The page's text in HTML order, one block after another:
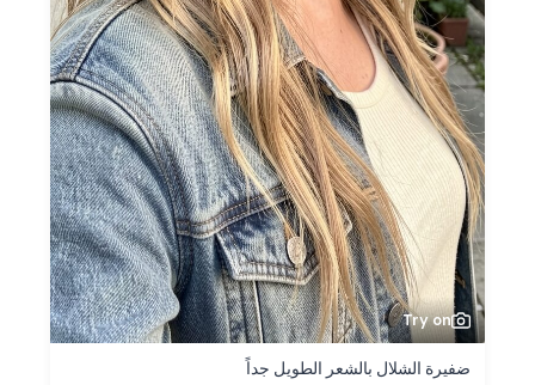
Try on
ضفيرة الشلال بالشعر الطويل جداً